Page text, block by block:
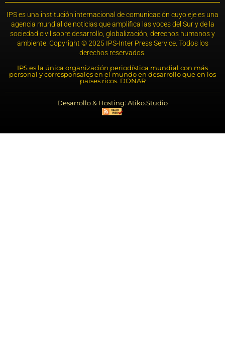
IPS es una institución internacional de comunicación cuyo eje es una
agencia mundial de noticias que amplifica las voces del Sur y de la
sociedad civil sobre desarrollo, globalización, derechos humanos y
ambiente. Copyright © 2025 IPS-Inter Press Service. Todos los
derechos reservados.
IPS es la única organización periodística mundial con más
personal y corresponsales en el mundo en desarrollo que en los
países ricos. DONAR
Desarrollo & Hosting: Atiko.Studio